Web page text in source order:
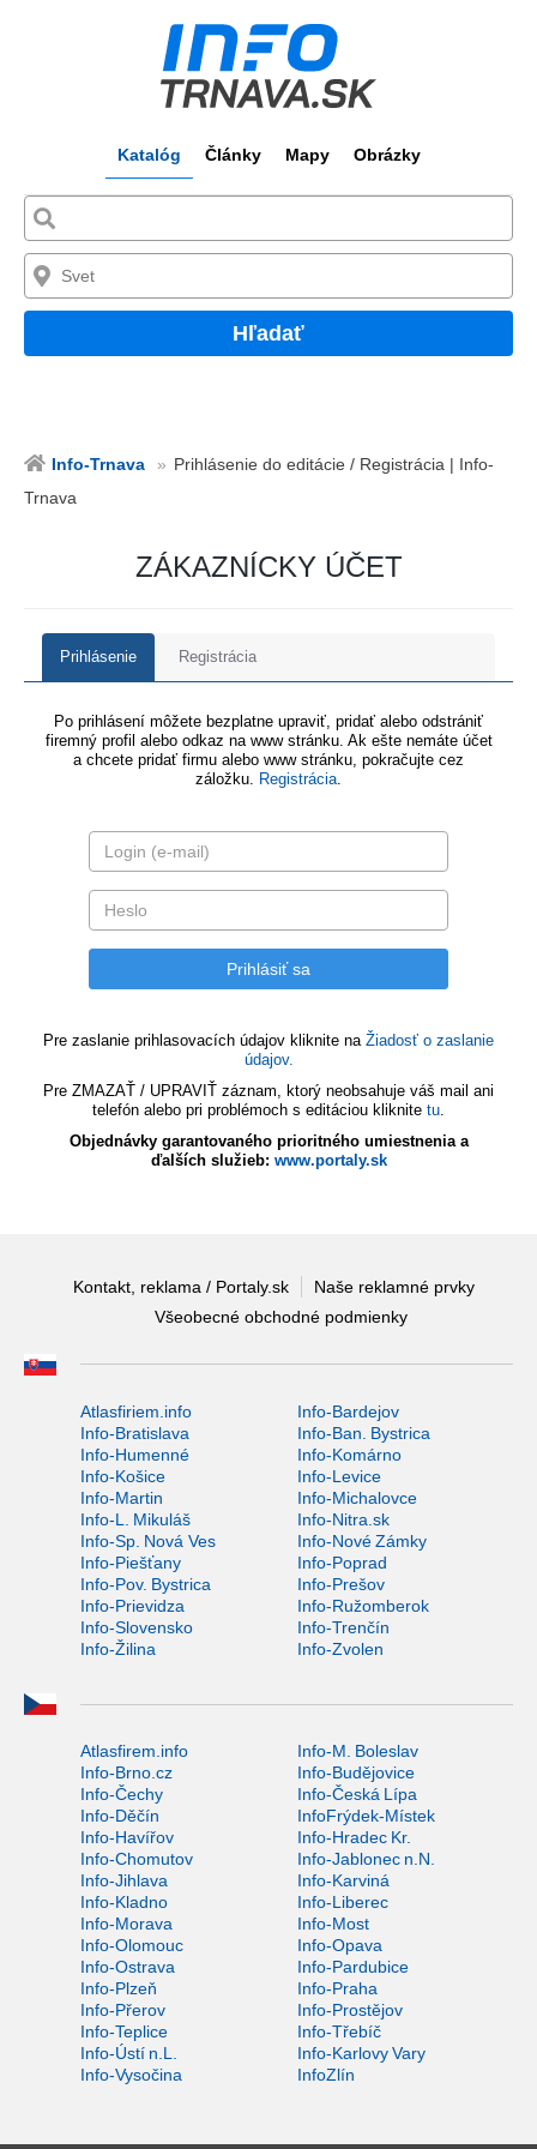
Katalóg Články Mapy Obrázky
Hľadať
Info-Trnava
Prihlásenie do editácie / Registrácia | Info-
Trnava
ZÁKAZNÍCKY ÚČET
Prihlásenie Registrácia
Po prihlásení môžete bezplatne upraviť, pridať alebo odstrániť
firemný profil alebo odkaz na www stránku. Ak ešte nemáte účet
a chcete pridať firmu alebo www stránku, pokračujte cez
záložku. Registrácia.
Pre zaslanie prihlasovacích údajov kliknite na Žiadosť o zaslanie
údajov.
Pre ZMAZAŤ / UPRAVIŤ záznam, ktorý neobsahuje váš mail ani
telefón alebo pri problémoch s editáciou kliknite tu.
Objednávky garantovaného prioritného umiestnenia a
ďalších služieb: www.portaly.sk
Kontakt, reklama / Portaly.sk
Naše reklamné prvky
Všeobecné obchodné podmienky
Atlasfiriem.info
Info-Bardejov
Info-Bratislava
Info-Ban. Bystrica
Info-Humenné
Info-Komárno
Info-Košice
Info-Levice
Info-Martin
Info-Michalovce
Info-L. Mikuláš
Info-Nitra.sk
Info-Sp. Nová Ves
Info-Nové Zámky
Info-Piešťany
Info-Poprad
Info-Pov. Bystrica
Info-Prešov
Info-Prievidza
Info-Ružomberok
Info-Slovensko
Info-Trenčín
Info-Žilina
Info-Zvolen
Atlasfirem.info
Info-M. Boleslav
Info-Brno.cz
Info-Budějovice
Info-Čechy
Info-Česká Lípa
Info-Děčín
InfoFrýdek-Místek
Info-Havířov
Info-Hradec Kr.
Info-Chomutov
Info-Jablonec n.N.
Info-Jihlava
Info-Karviná
Info-Kladno
Info-Liberec
Info-Morava
Info-Most
Info-Olomouc
Info-Opava
Info-Ostrava
Info-Pardubice
Info-Plzeň
Info-Praha
Info-Přerov
Info-Prostějov
Info-Teplice
Info-Třebíč
Info-Ústí n.L.
Info-Karlovy Vary
Info-Vysočina
InfoZlín